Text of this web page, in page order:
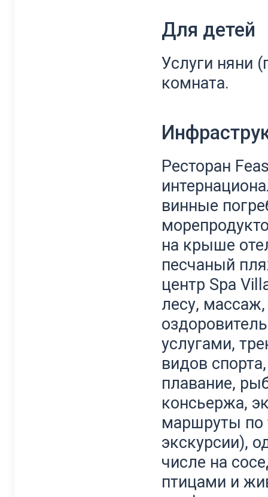
Для детей
Услуги няни
комната.
Ресторан
винные
на крыше
песчаный
центр Spa
лесу,
услугами,
видов
плавание,
консьержа,
маршруты по
экскурсии),
числе на
птицами и